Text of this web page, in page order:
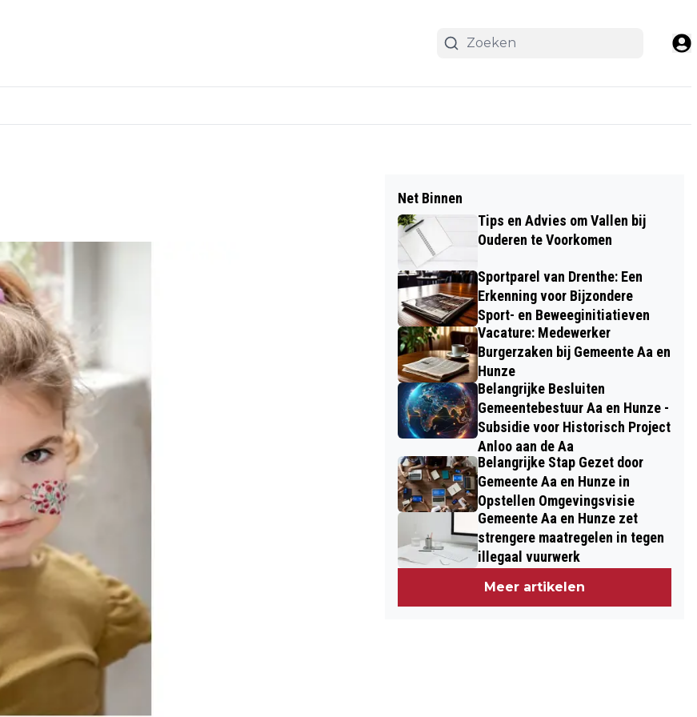
Net Binnen
Tips en Advies om Vallen bij
Ouderen te Voorkomen
Sportparel van Drenthe: Een
Erkenning voor Bijzondere
Sport- en Beweeginitiatieven
Vacature: Medewerker
Burgerzaken bij Gemeente Aa en
Hunze
Belangrijke Besluiten
Gemeentebestuur Aa en Hunze -
Subsidie voor Historisch Project
Anloo aan de Aa
Belangrijke Stap Gezet door
Gemeente Aa en Hunze in
Opstellen Omgevingsvisie
Gemeente Aa en Hunze zet
strengere maatregelen in tegen
illegaal vuurwerk
Meer artikelen